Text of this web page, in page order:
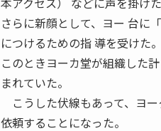
さらに新顔として、ヨー 台に
につけるための指 導を受けた
このときヨーカ堂が組織した
まれていた。
こうした伏線もあって、ヨ
依頼することになった。